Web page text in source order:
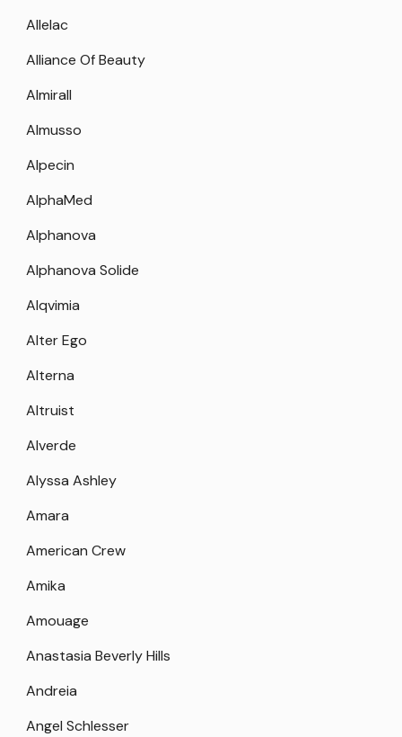
Allelac
Alliance Of Beauty
Almirall
Almusso
Alpecin
AlphaMed
Alphanova
Alphanova Solide
Alqvimia
Alter Ego
Alterna
Altruist
Alverde
Alyssa Ashley
Amara
American Crew
Amika
Amouage
Anastasia Beverly Hills
Andreia
Angel Schlesser